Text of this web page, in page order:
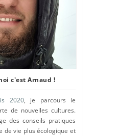
c'est Arnaud !
2020, je parcours le
de nouvelles cultures.
des conseils pratiques
de vie plus écologique et